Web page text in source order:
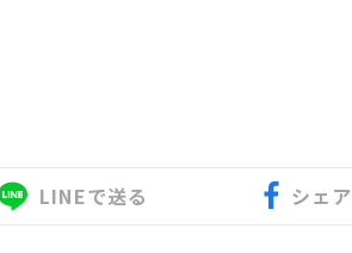
LINEで送る シェア